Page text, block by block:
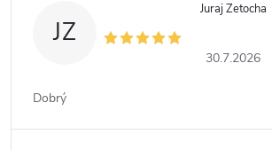
JZ
Juraj Zetocha
30.7.2026
Dobrý